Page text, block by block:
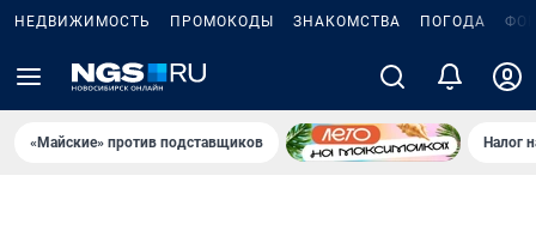
НЕДВИЖИМОСТЬ ПРОМОКОДЫ ЗНАКОМСТВА ПОГОДА
«Майские» против подставщиков Налог